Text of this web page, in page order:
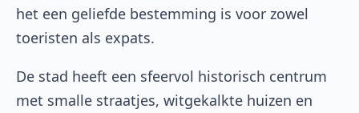
het een geliefde bestemming is voor zowel
toeristen als expats.
De stad heeft een sfeervol historisch centrum
met smalle straatjes, witgekalkte huizen en